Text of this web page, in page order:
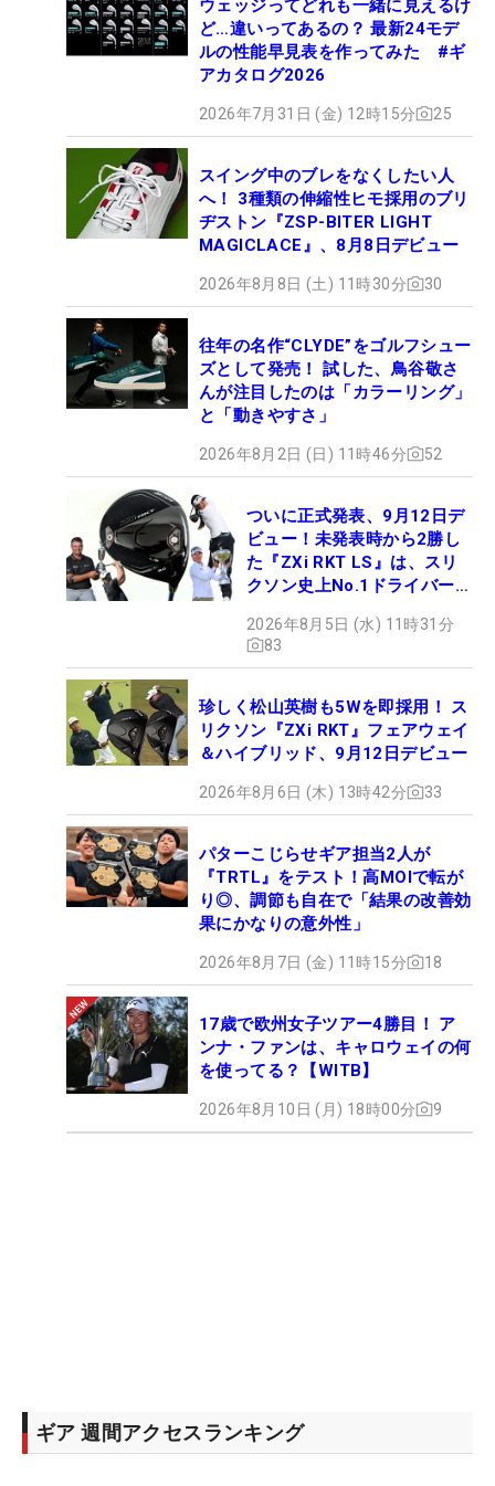
ウェッジってどれも一緒に見えるけ
ど…違いってあるの？ 最新24モデ
ルの性能早見表を作ってみた #ギ
アカタログ2026
2026年7月31日 (金) 12時15分 25
スイング中のブレをなくしたい人
へ！ 3種類の伸縮性ヒモ採用のブリ
ヂストン『ZSP-BITER LIGHT
MAGICLACE』、8月8日デビュー
2026年8月8日 (土) 11時30分 30
往年の名作“CLYDE”をゴルフシュー
ズとして発売！ 試した、鳥谷敬さ
んが注目したのは「カラーリング」
と「動きやすさ」
2026年8月2日 (日) 11時46分 52
ついに正式発表、9月12日デ
ビュー！未発表時から2勝し
た『ZXi RKT LS』は、スリ
クソン史上No.1ドライバー!?
2026年8月5日 (水) 11時31分
83
珍しく松山英樹も5Wを即採用！ ス
リクソン『ZXi RKT』フェアウェイ
＆ハイブリッド、9月12日デビュー
2026年8月6日 (木) 13時42分 33
パターこじらせギア担当2人が
『TRTL』をテスト！高MOIで転が
り◎、調節も自在で「結果の改善効
果にかなりの意外性」
2026年8月7日 (金) 11時15分 18
17歳で欧州女子ツアー4勝目！ ア
ンナ・ファンは、キャロウェイの何
を使ってる？【WITB】
2026年8月10日 (月) 18時00分 9
ギア 週間アクセスランキング